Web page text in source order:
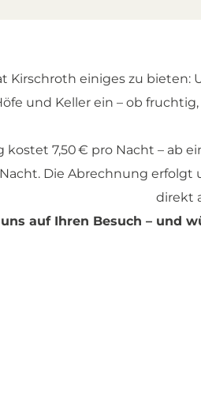
Kirschroth einiges zu bieten:
und Keller ein – ob
kostet 7,50 € pro Nacht – ab
Die Abrechnung
direkt
auf Ihren Besuch – und